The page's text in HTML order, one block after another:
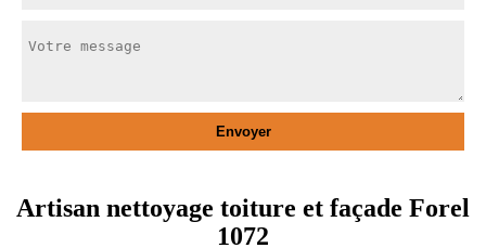
Artisan nettoyage toiture et façade Forel
1072